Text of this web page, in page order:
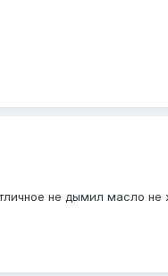
не дымил масло не